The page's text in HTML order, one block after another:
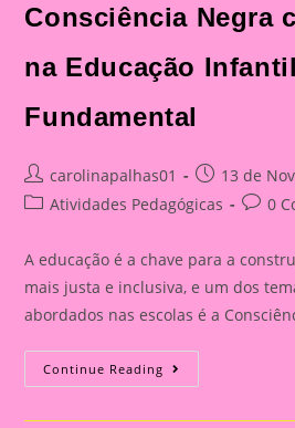
Consciência Negra
na Educação
Fundamental
Post
author:
carolinapalhas01
Post
published:
13 de
PostAtividades Pedagógicas
Post0
A educação é a chave para a
mais justa e inclusiva, e um dos
abordados nas escolas é a
Continue Reading Atividade
Sobre
Tema